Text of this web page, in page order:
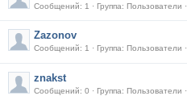
Сообщений: 1 · Группа: Пользователи ·
Zazonov
Сообщений: 1 · Группа: Пользователи ·
znakst
Сообщений: 0 · Группа: Пользователи ·